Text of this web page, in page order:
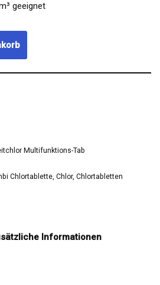
geeignet
Multifunktions-Tab
Chlortablette, Chlor, Chlortabletten
Informationen